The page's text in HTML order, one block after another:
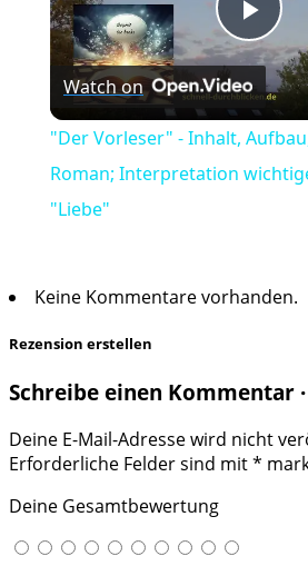
Watch on
"Der Vorleser" - Inhalt,
Roman; Interpretation
"Liebe"
Keine Kommentare vorhanden.
Rezension erstellen
Schreibe einen Kommentar ·
Deine E-Mail-Adresse wird nicht
Erforderliche Felder sind mit*
Deine Gesamtbewertung